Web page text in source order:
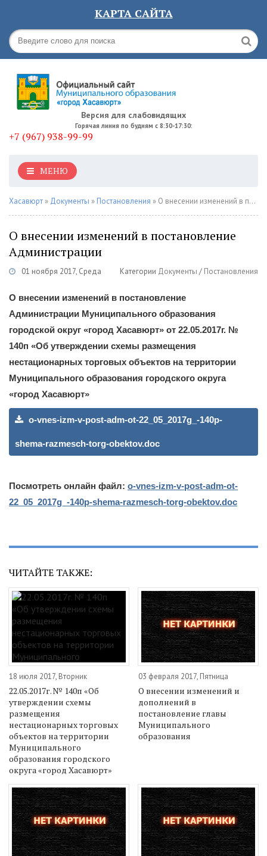
КАРТА САЙТА
Версия для слабовидящих
Горячая линия по будням с 8:30-17:30:
+7 (967) 938-99-99
МЕНЮ
Хасавюрт » Документы » Постановления » О внесении изменений в постановление Администрации
О внесении изменений в постановление
Администрации
01 ноября 2017, Среда Категории Документы / Постановления
О внесении изменений в постановление
Администрации Муниципального образования
городской округ «город Хасавюрт» от 22.05.2017г. №
140п «Об утверждении схемы размещения
нестационарных торговых объектов на территории
Муниципального образования городского округа
«город Хасавюрт»
o-vnes-izm-v-post-adm-ot-22_05_2017g_-140p-
shema-razmesch-torg-obektov.doc
Посмотреть онлайн файл: o-vnes-izm-v-post-adm-ot-
22_05_2017g_-140p-shema-razmesch-torg-obektov.doc
ЧИТАЙТЕ ТАКЖЕ:
18 июля 2017, Вторник
22.05.2017г. № 140п «Об
утверждении схемы
размещения
нестационарных торговых
объектов на территории
Муниципального
образования городского
округа «город Хасавюрт»
03 февраля 2017, Пятница
О внесении изменений и
дополнений в
постановление главы
Муниципального
образования